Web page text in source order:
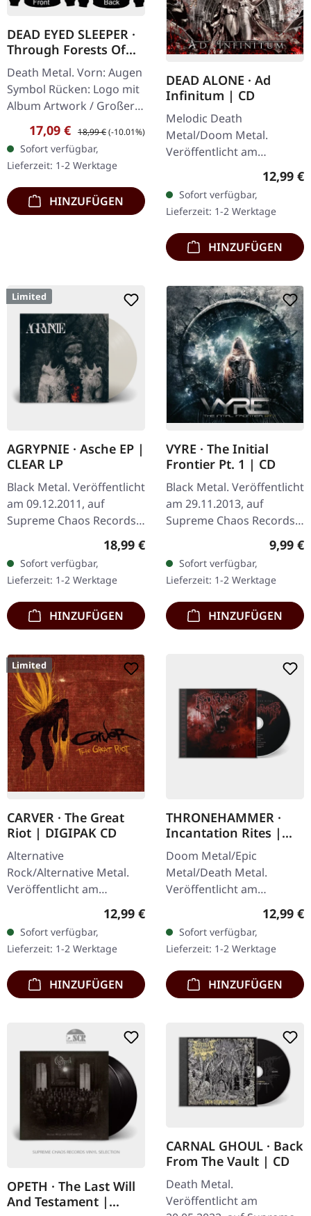
DEAD EYED SLEEPER ·
Through Forests Of
Nonentities Bug Zip |
HSW ZIP XL
Death Metal. Vorn: Augen
Symbol Rücken: Logo mit
Album Artwork / Großer
stilisierter Käfer 80%
Baumwolle, 20% Polyester
Verkaufspreis:
17,09 € Regulärer Preis:
18,99 €(-10.01%)
Sofort verfügbar,
Lieferzeit: 1-2 Werktage
HINZUFÜGEN
DEAD ALONE · Ad
Infinitum | CD
Melodic Death
Metal/Doom Metal.
Veröffentlicht am
28.09.2012, auf Supreme
Chaos Records. CD im
Jewelcase. Dead Alone
liefern mit "Ad Infinitum"
ein…
12,99 €
Sofort verfügbar,
Lieferzeit: 1-2 Werktage
HINZUFÜGEN
Limited
AGRYPNIE · Asche EP |
CLEAR LP
Black Metal. Veröffentlicht
am 09.12.2011, auf
Supreme Chaos Records.
Transparentes Vinyl im
Gatefold-Cover, limitiert
auf 400 Exemplare, 180g
Vinyl.…
Regulärer Preis:
18,99 €
Sofort verfügbar,
Lieferzeit: 1-2 Werktage
HINZUFÜGEN
VYRE · The Initial
Frontier Pt. 1 | CD
Black Metal. Veröffentlicht
am 29.11.2013, auf
Supreme Chaos Records.
CD im Jewelcase mit 8-
seitigem Booklet. Was
passiert, wenn drei
kosmische…
9,99 €
Sofort verfügbar,
Lieferzeit: 1-2 Werktage
HINZUFÜGEN
Limited
CARVER · The Great
Riot | DIGIPAK CD
Alternative
Rock/Alternative Metal.
Veröffentlicht am
08.02.2013, auf Supreme
Chaos Records. Limitierte
Auflage als CD im DigiPak
mit umfangreichen…
Regulärer Preis:
12,99 €
Sofort verfügbar,
Lieferzeit: 1-2 Werktage
HINZUFÜGEN
THRONEHAMMER ·
Incantation Rites |
JEWELCASE CD
Doom Metal/Epic
Metal/Death Metal.
Veröffentlicht am
15.03.2024, auf Supreme
Chaos Records. Neue
Version als CD im
Jewelcase mit 8-seitigem
Booklet.…
12,99 €
Sofort verfügbar,
Lieferzeit: 1-2 Werktage
HINZUFÜGEN
OPETH · The Last Will
And Testament |
CARNAL GHOUL · Back
From The Vault | CD
Death Metal.
Veröffentlicht am